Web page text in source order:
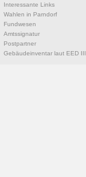
Interessante Links
Wahlen in Parndorf
Fundwesen
Amtssignatur
Postpartner
Gebäudeinventar laut EED III